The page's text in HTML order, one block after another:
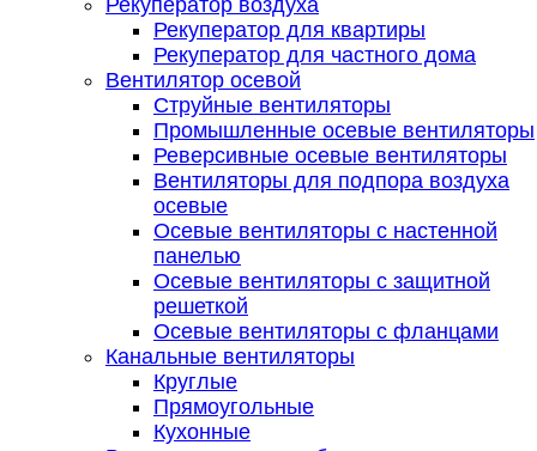
Рекуператор воздуха
Рекуператор для квартиры
Рекуператор для частного дома
Вентилятор осевой
Струйные вентиляторы
Промышленные осевые вентиляторы
Реверсивные осевые вентиляторы
Вентиляторы для подпора воздуха
осевые
Осевые вентиляторы с настенной
панелью
Осевые вентиляторы с защитной
решеткой
Осевые вентиляторы с фланцами
Канальные вентиляторы
Круглые
Прямоугольные
Кухонные